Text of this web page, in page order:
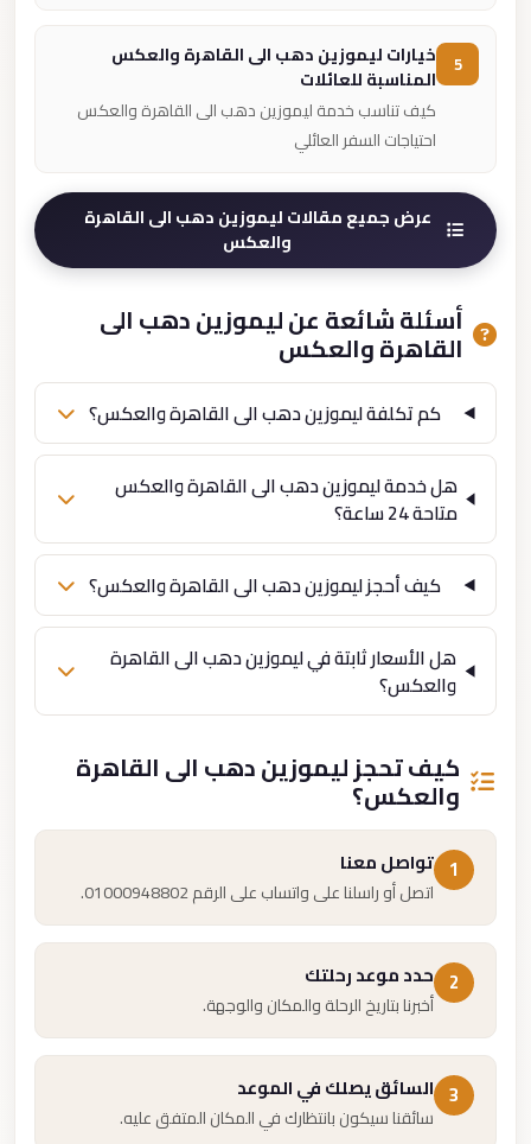
خيارات ليموزين دهب الى القاهرة والعكس
المناسبة للعائلات
كيف تناسب خدمة ليموزين دهب الى القاهرة والعكس
احتياجات السفر العائلي
عرض جميع مقالات ليموزين دهب الى القاهرة
والعكس
أسئلة شائعة عن ليموزين دهب الى
القاهرة والعكس
كم تكلفة ليموزين دهب الى القاهرة والعكس؟
هل خدمة ليموزين دهب الى القاهرة والعكس
متاحة 24 ساعة؟
كيف أحجز ليموزين دهب الى القاهرة والعكس؟
هل الأسعار ثابتة في ليموزين دهب الى القاهرة
والعكس؟
كيف تحجز ليموزين دهب الى القاهرة
والعكس؟
1 تواصل معنا
اتصل أو راسلنا على واتساب على الرقم 01000948802.
2 حدد موعد رحلتك
أخبرنا بتاريخ الرحلة والمكان والوجهة.
3 السائق يصلك في الموعد
سائقنا سيكون بانتظارك في المكان المتفق عليه.